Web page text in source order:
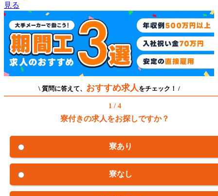
見る
\ 質問に答えて、 おすすめ求人 をチェック！ /
1 / 4
寮付きの求人をお探しですか？
寮あり
寮なし